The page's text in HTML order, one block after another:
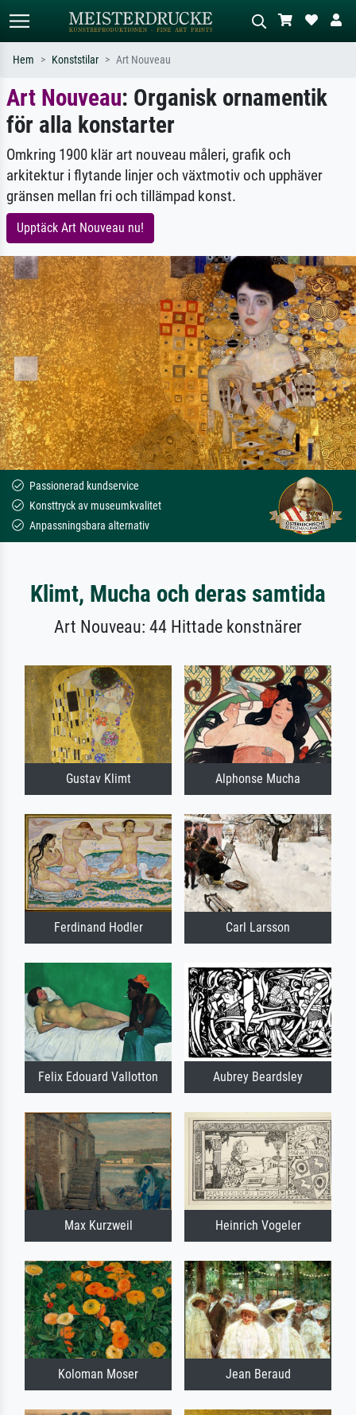
Standardsök AI-bildsökning
Sök efter konstnär, titel eller stil –
t.ex. Monet, Stjärnenatt,
impressionism, Hokusai-våg, naken.
oljemålning, stående naken bredvid ett
träd.
Hem Konststilar Art Nouveau
Art Nouveau: Organisk ornamentik
för alla konstarter
Omkring 1900 klär art nouveau måleri, grafik och
arkitektur i flytande linjer och växtmotiv och upphäver
gränsen mellan fri och tillämpad konst.
Upptäck Art Nouveau nu!
Passionerad kundservice
Konsttryck av museumkvalitet
Anpassningsbara alternativ
Klimt, Mucha och deras samtida
Art Nouveau: 44 Hittade konstnärer
Gustav Klimt Alphonse Mucha
Ferdinand Hodler Carl Larsson
Felix Edouard Vallotton Aubrey Beardsley
Max Kurzweil Heinrich Vogeler
Koloman Moser Jean Beraud